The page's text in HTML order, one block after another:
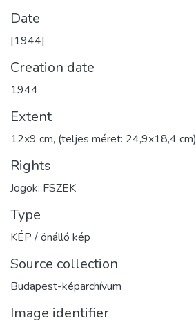
Date
[1944]
Creation date
1944
Extent
12x9 cm, (teljes méret: 24,9x18,4 cm)
Rights
Jogok: FSZEK
Type
KÉP / önálló kép
Source collection
Budapest-képarchívum
Image identifier